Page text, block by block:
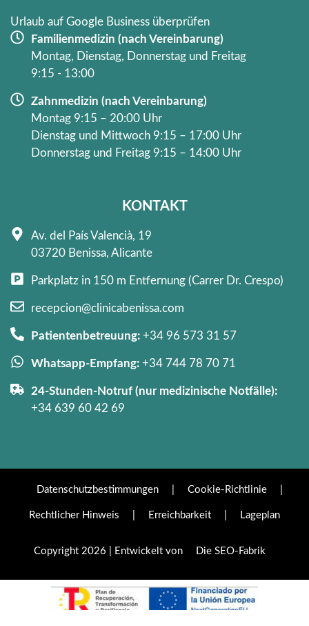
f
Urlaub auf Google Business überprüfen
Familienmedizin (nach Vereinbarung)
Montag, Dienstag, Donnerstag und Freitag
9:15 - 13:00
Zahnmedizin (nach Vereinbarung)
Montag 9:15 – 20:00 Uhr
Dienstag und Mittwoch 9:15 – 17:00 Uhr
Donnerstag und Freitag 9:15 – 14:00 Uhr
KONTAKT
Av. del País Valencià, 19
03720 Benissa, Alicante
Parkplatz in 150 m Entfernung (Carrer Dr. Crespo)
recepcion@clinicabenissa.com
Patientenbetreuung: +34 96 573 31 57
Whatsapp-Empfang: +34 744 78 70 71
24-Stunden-Notruf (nur medizinische Notfälle):
+34 639 60 42 69
Datenschutzbestimmungen Cookie-Richtlinie
Rechtlicher Hinweis Erreichbarkeit Lageplan
Copyright 2026 | Entwickelt von Die SEO-Fabrik